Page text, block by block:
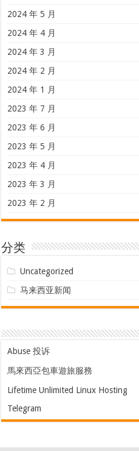
2024 年 5 月
2024 年 4 月
2024 年 3 月
2024 年 2 月
2024 年 1 月
2023 年 7 月
2023 年 6 月
2023 年 5 月
2023 年 4 月
2023 年 3 月
2023 年 2 月
分类
Uncategorized
马来西亚新闻
Abuse 投诉
馬來西亞包車遊旅服務
Lifetime Unlimited Linux Hosting
Telegram